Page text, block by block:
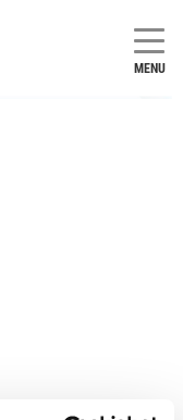
MENU